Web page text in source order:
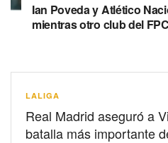
Ian Poveda y Atlético
mientras otro club del
LALIGA
Real Madrid aseguró a
batalla más importante